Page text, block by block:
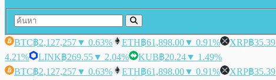
BTC฿2,127,257▼ 0.63% ETH฿61,898.00▼ 0.91% XRP฿35.39
4.21%
LINK฿269.55▼ 2.04% KUB฿20.24▼ 1.49%
BTC฿2,127,257▼ 0.63% ETH฿61,898.00▼ 0.91% XRP฿35.39